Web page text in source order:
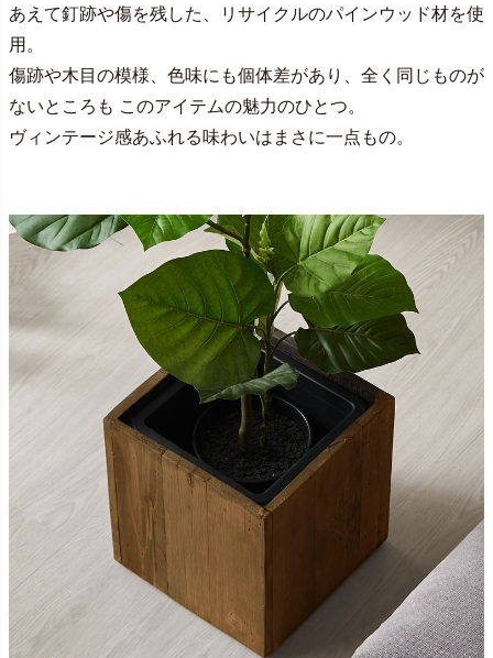
あえて釘跡や傷を残した、リサイクルのパインウッド材を使
用。
傷跡や木目の模様、色味にも個体差があり、全く同じものが
ないところも このアイテムの魅力のひとつ。
ヴィンテージ感あふれる味わいはまさに一点もの。